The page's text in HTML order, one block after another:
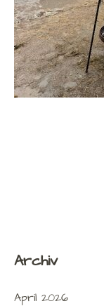
Archiv
April 2026